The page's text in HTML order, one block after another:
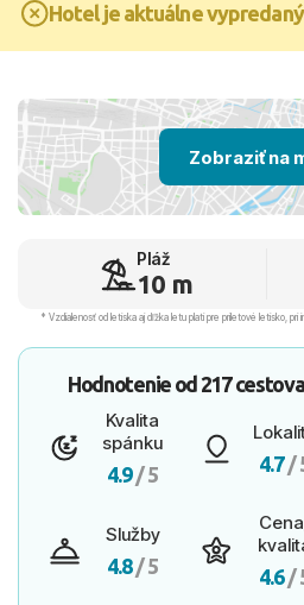
Hotel je aktuálne vypredaný
Zobraziť na
Pláž
10 m
* Vzdialenosť od letiska aj dľžka letu platí pre príletové letisko,
Hodnotenie od 217
Kvalita
spánku
4.9/ 5 4.7/
Služby
4.8/ 5 4.6/